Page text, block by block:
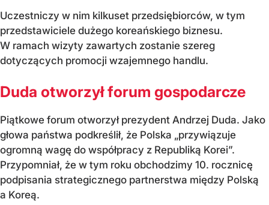
Uczestniczy w nim kilkuset przedsiębiorców, w tym
przedstawiciele dużego koreańskiego biznesu.
W ramach wizyty zawartych zostanie szereg
dotyczących promocji wzajemnego handlu.
Duda otworzył forum gospodarcze
Piątkowe forum otworzył prezydent Andrzej Duda. Jako
głowa państwa podkreślił, że Polska „przywiązuje
ogromną wagę do współpracy z Republiką Korei”.
Przypomniał, że w tym roku obchodzimy 10. rocznicę
podpisania strategicznego partnerstwa między Polską
a Koreą.